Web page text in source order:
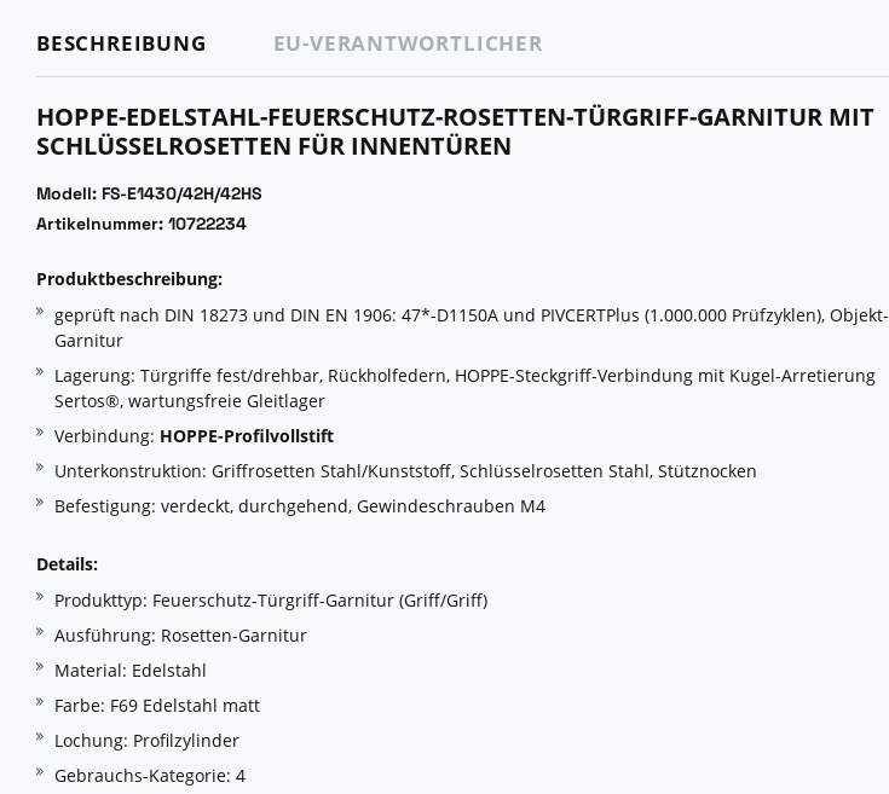
BESCHREIBUNG EU-VERANTWORTLICHER
HOPPE-EDELSTAHL-FEUERSCHUTZ-ROSETTEN-TÜRGRIFF-GARNITUR MIT
SCHLÜSSELROSETTEN FÜR INNENTÜREN
Modell: FS-E1430/42H/42HS
Artikelnummer: 10722234
Produktbeschreibung:
geprüft nach DIN 18273 und DIN EN 1906: 47*-D1150A und PIVCERTPlus (1.000.000 Prüfzyklen), Objekt-
Garnitur
Lagerung: Türgriffe fest/drehbar, Rückholfedern, HOPPE-Steckgriff-Verbindung mit Kugel-Arretierung
Sertos®, wartungsfreie Gleitlager
Verbindung: HOPPE-Profilvollstift
Unterkonstruktion: Griffrosetten Stahl/Kunststoff, Schlüsselrosetten Stahl, Stütznocken
Befestigung: verdeckt, durchgehend, Gewindeschrauben M4
Details:
Produkttyp: Feuerschutz-Türgriff-Garnitur (Griff/Griff)
Ausführung: Rosetten-Garnitur
Material: Edelstahl
Farbe: F69 Edelstahl matt
Lochung: Profilzylinder
Gebrauchs-Kategorie: 4